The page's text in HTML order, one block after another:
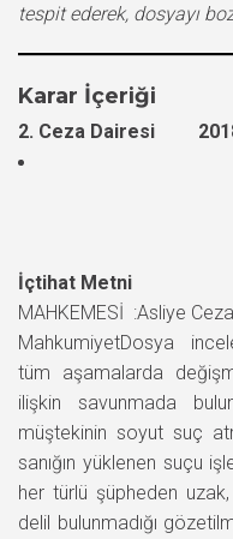
tespit ederek, dosyayı
Karar İçeriği
2. Ceza Dairesi
İçtihat Metni
MAHKEMESİ :Asliye
MahkumiyetDosya
tüm aşamalarda
ilişkin savunmada
müştekinin soyut suç
sanığın yüklenen suçu
her türlü şüpheden uzak,
delil bulunmadığı